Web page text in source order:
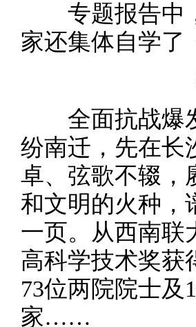
专题报告中，
家还集体自学了
全面抗战爆发
纷南迁，先在长
卓、弦歌不辍，
和文明的火种，
一页。从西南联
高科学技术奖获
73位两院院士及
家……